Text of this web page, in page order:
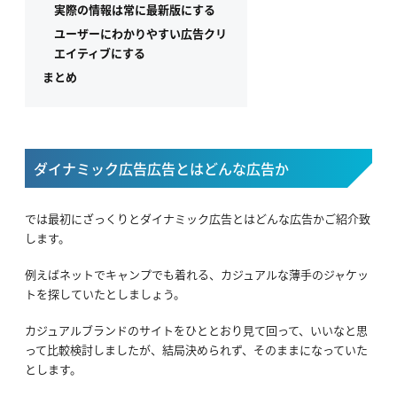
実際の情報は常に最新版にする
ユーザーにわかりやすい広告クリ
エイティブにする
まとめ
ダイナミック広告広告とはどんな広告か
では最初にざっくりとダイナミック広告とはどんな広告かご紹介致
します。
例えばネットでキャンプでも着れる、カジュアルな薄手のジャケッ
トを探していたとしましょう。
カジュアルブランドのサイトをひととおり見て回って、いいなと思
って比較検討しましたが、結局決められず、そのままになっていた
とします。